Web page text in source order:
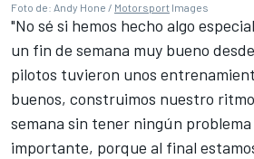
Foto de: Andy Hone / Motorsport Images
"No sé si hemos hecho algo
un fin de semana muy bueno
pilotos tuvieron unos
buenos, construimos nuestro
semana sin tener ningún problema
importante, porque al final